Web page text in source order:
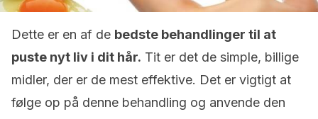
Dette er en af de bedste behandlinger til at
puste nyt liv i dit hår. Tit er det de simple, billige
midler, der er de mest effektive. Det er vigtigt at
følge op på denne behandling og anvende den